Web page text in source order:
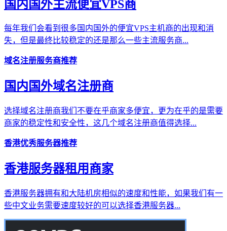
国内国外主流便宜VPS商
每年我们会看到很多国内国外的便宜VPS主机商的出现和消
失，但是最终比较稳定的还是那么一些主流服务商...
域名注册服务商推荐
国内国外域名注册商
选择域名注册商我们不要在乎商家多便宜，更为在乎的是需要
商家的稳定性和安全性，这几个域名注册商值得选择...
香港优秀服务器推荐
香港服务器租用商家
香港服务器拥有和大陆机房相似的速度和性能，如果我们有一
些中文业务需要速度较好的可以选择香港服务器...